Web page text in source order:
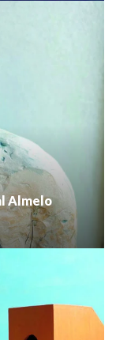
Almelo